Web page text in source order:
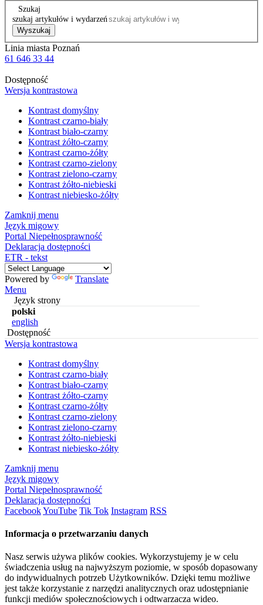
Szukaj
szukaj artykułów i wydarzeń
Wyszukaj
Linia miasta Poznań
61 646 33 44
Dostępność
Wersja kontrastowa
Kontrast domyślny
Kontrast czarno-biały
Kontrast biało-czarny
Kontrast żółto-czarny
Kontrast czarno-żółty
Kontrast czarno-zielony
Kontrast zielono-czarny
Kontrast żółto-niebieski
Kontrast niebiesko-żółty
Zamknij menu
Język migowy
Portal Niepełnosprawność
Deklaracja dostępności
ETR - tekst
Powered by
Translate
Menu
Język strony
polski
english
Dostępność
Wersja kontrastowa
Kontrast domyślny
Kontrast czarno-biały
Kontrast biało-czarny
Kontrast żółto-czarny
Kontrast czarno-żółty
Kontrast czarno-zielony
Kontrast zielono-czarny
Kontrast żółto-niebieski
Kontrast niebiesko-żółty
Zamknij menu
Język migowy
Portal Niepełnosprawność
Deklaracja dostępności
FacebookYouTube Tik Tok Instagram RSS
Informacja o przetwarzaniu danych
Nasz serwis używa plików cookies. Wykorzystujemy je w celu
świadczenia usług na najwyższym poziomie, w sposób dopasowany
do indywidualnych potrzeb Użytkowników. Dzięki temu możliwe
jest także korzystanie z narzędzi analitycznych oraz udostępnianie
funkcji mediów społecznościowych i odtwarzacza wideo.